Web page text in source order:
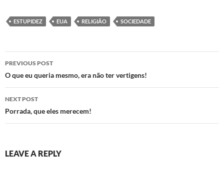
ESTUPIDEZ EUA RELIGIÃO SOCIEDADE
Post
navigation
PREVIOUS POST
O que eu queria mesmo, era não ter vertigens!
NEXT POST
Porrada, que eles merecem!
LEAVE A REPLY